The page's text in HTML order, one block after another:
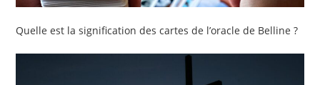
Quelle est la signification des cartes de l’oracle de Belline ?